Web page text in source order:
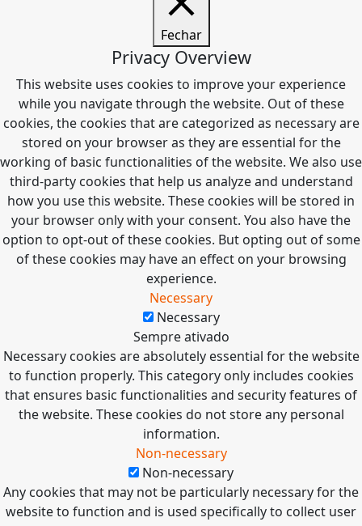
Fechar
Privacy Overview
This website uses cookies to improve your experience
while you navigate through the website. Out of these
cookies, the cookies that are categorized as necessary are
stored on your browser as they are essential for the
working of basic functionalities of the website. We also use
third-party cookies that help us analyze and understand
how you use this website. These cookies will be stored in
your browser only with your consent. You also have the
option to opt-out of these cookies. But opting out of some
of these cookies may have an effect on your browsing
experience.
Necessary
Necessary
Sempre ativado
Necessary cookies are absolutely essential for the website
to function properly. This category only includes cookies
that ensures basic functionalities and security features of
the website. These cookies do not store any personal
information.
Non-necessary
Non-necessary
Any cookies that may not be particularly necessary for the
website to function and is used specifically to collect user